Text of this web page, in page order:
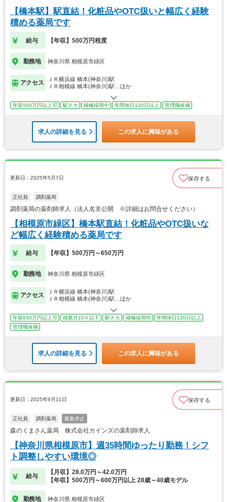
【橋本駅】駅直結！化粧品やOTC扱いと幅広く経験
積める薬局です
給与 【年収】500万円程度
勤務地 神奈川県 相模原市緑区
アクセス
ＪＲ横浜線 橋本(神奈川)駅
ＪＲ相模線 橋本(神奈川)駅…ほか
年収500万円以上可 駅チカ 積極採用中 年間休日120日以上 管理職候補
求人の詳細を見る この求人に興味がある
更新日：2025年5月7日 保存する
正社員 調剤薬局
調剤薬局の薬剤師求人（法人名非公開 ※詳細はお問合せください）
【相模原市緑区】橋本駅直結！化粧品やOTC扱いな
ど幅広く経験積める薬局です
給与 【年収】500万円～650万円
勤務地 神奈川県 相模原市緑区
アクセス
ＪＲ横浜線 橋本(神奈川)駅
ＪＲ相模線 橋本(神奈川)駅…ほか
年収650万円以上可 残業月10ｈ以下 駅チカ 積極採用中
年間休日120日以上
管理職候補
求人の詳細を見る この求人に興味がある
更新日：2025年9月11日 保存する
正社員 調剤薬局 募集停止
森のくまさん薬局 株式会社カインズの薬剤師求人
【神奈川県相模原市】週35時間ゆったり勤務！シフ
ト調整しやすい環境◎
給与
【月収】28.0万円～42.0万円
【年収】500万円～600万円以上 28歳～40歳モデル
勤務地 神奈川県 相模原市緑区